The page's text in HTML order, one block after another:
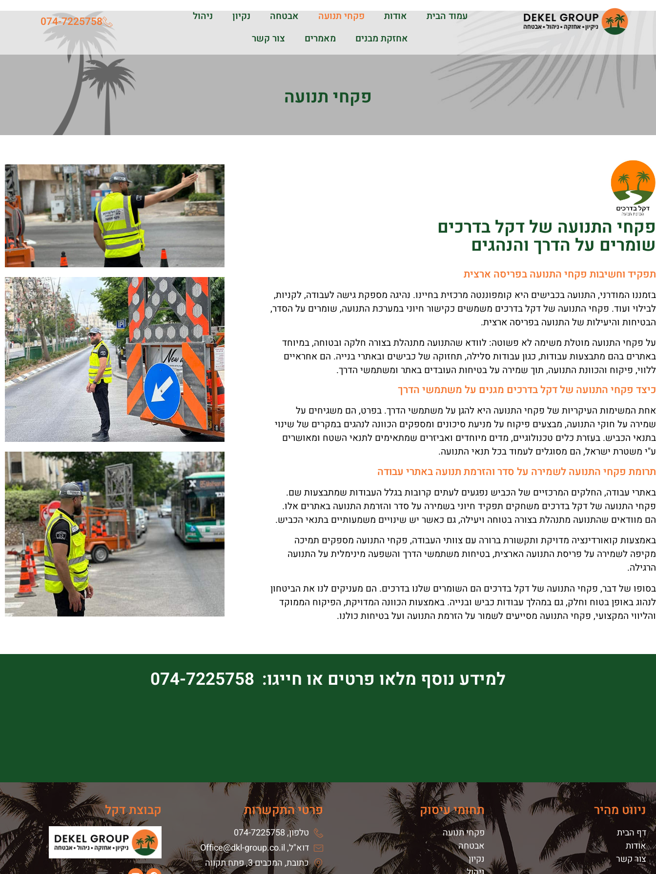
עמוד הבית אודות פקחי תנועה אבטחה נקיון
ניהול
אחזקת מבנים
מאמרים צור קשר
074-7225758
פקחי תנועה
פקחי התנועה של דקל בדרכים
שומרים על הדרך והנהגים
תפקיד וחשיבות פקחי התנועה בפריסה ארצית
בזמננו המודרני, התנועה בכבישים היא קומפוננטה מרכזית בחיינו. נהיגה מספקת גישה לעבודה, לקניות,
לבילוי ועוד. פקחי התנועה של דקל בדרכים משמשים כקישור חיוני במערכת התנועה, שומרים על הסדר,
הבטיחות והיעילות של התנועה בפריסה ארצית.
על פקחי התנועה מוטלת משימה לא פשוטה: לוודא שהתנועה מתנהלת בצורה חלקה ובטוחה, במיוחד
באתרים בהם מתבצעות עבודות, כגון עבודות סלילה, תחזוקה של כבישים ובאתרי בנייה. הם אחראיים
ללווי, פיקוח והכוונת התנועה, תוך שמירה על בטיחות העובדים באתר ומשתמשי הדרך.
כיצד פקחי התנועה של דקל בדרכים מגנים על משתמשי הדרך
אחת המשימות העיקריות של פקחי התנועה היא להגן על משתמשי הדרך. בפרט, הם משגיחים על
שמירה על חוקי התנועה, מבצעים פיקוח על מניעת סיכונים ומספקים הכוונה לנהגים במקרים של שינוי
בתנאי הכביש. בעזרת כלים טכנולוגיים, מדים מיוחדים ואביזרים שמתאימים לתנאי השטח ומאושרים
ע"י משטרת ישראל, הם מסוגלים לעמוד בכל תנאי התנועה.
תרומת פקחי התנועה לשמירה על סדר והזרמת תנועה באתרי עבודה
באתרי עבודה, החלקים המרכזיים של הכביש נפגעים לעתים קרובות בגלל העבודות שמתבצעות שם.
פקחי התנועה של דקל בדרכים משחקים תפקיד חיוני בשמירה על סדר והזרמת התנועה באתרים אלו.
הם מוודאים שהתנועה מתנהלת בצורה בטוחה ויעילה, גם כאשר יש שינויים משמעותיים בתנאי הכביש.
באמצעות קואורדינציה מדויקת ותקשורת ברורה עם צוותי העבודה, פקחי התנועה מספקים תמיכה
מקיפה לשמירה על פריסת התנועה הארצית, בטיחות משתמשי הדרך והשפעה מינימלית על התנועה
הרגילה.
בסופו של דבר, פקחי התנועה של דקל בדרכים הם השומרים שלנו בדרכים. הם מעניקים לנו את הביטחון
לנהוג באופן בטוח וחלק, גם במהלך עבודות כביש ובנייה. באמצעות הכוונה המדויקת, הפיקוח הממוקד
והליווי המקצועי, פקחי התנועה מסייעים לשמור על הזרמת התנועה ועל בטיחות כולנו.
למידע נוסף מלאו פרטים או חייגו: 074-7225758
ניווט מהיר
דף הבית
אודות
צור קשר
תחומי עיסוק
פקחי תנועה
אבטחה
נקיון
פרטי התקשרות
טלפון, 074-7225758
דוא"ל, Office@dkl-group.co.il
כתובת, המכבים 3, פתח תקווה
קבוצת דקל